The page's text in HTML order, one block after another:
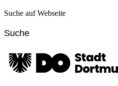
Suche auf Webseite